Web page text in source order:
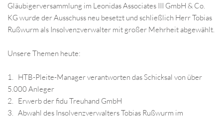
Gläubigerversammlung im Leonidas Associates III GmbH & Co.
KG wurde der Ausschuss neu besetzt und schließlich Herr Tobias
Rußwurm als Insolvenzverwalter mit großer Mehrheit abgewählt.
Unsere Themen heute:
1. HTB-Pleite-Manager verantworten das Schicksal von über
5.000 Anleger
2. Erwerb der fidu Treuhand GmbH
3. Abwahl des Insolvenzverwalters Tobias Rußwurm im